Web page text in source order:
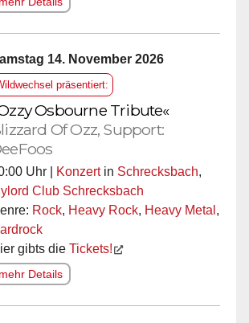
14. November 2026
präsentiert:
Osbourne Tribute«
Of Ozz, Support:
Uhr | Konzertin Schrecksbach,
Club Schrecksbach
Rock, Heavy Rock, Heavy Metal ,
gibts die Tickets!
mehr Details